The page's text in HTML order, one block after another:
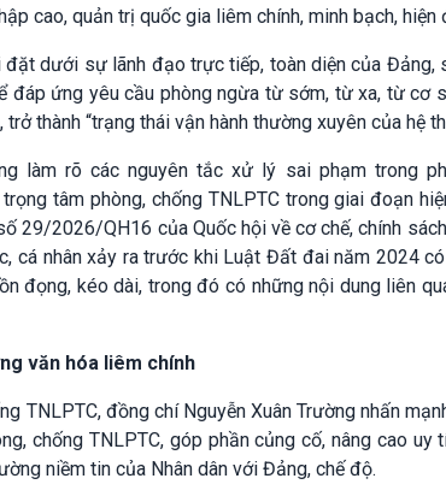
cao, quản trị quốc gia liêm chính, minh bạch, hiện
đặt dưới sự lãnh đạo trực tiếp, toàn diện của Đảng,
đáp ứng yêu cầu phòng ngừa từ sớm, từ xa, từ cơ
thành “trạng thái vận hành thường xuyên của hệ
làm rõ các nguyên tắc xử lý sai phạm trong
tâm phòng, chống TNLPTC trong giai đoạn
29/2026/QH16 của Quốc hội về cơ chế, chính
cá nhân xảy ra trước khi Luật Đất đai năm 2024
đọng, kéo dài, trong đó có những nội dung liên
văn hóa liêm chính
TNLPTC, đồng chí Nguyễn Xuân Trường nhấn
chống TNLPTC, góp phần củng cố, nâng cao uy
niềm tin của Nhân dân với Đảng, chế độ.